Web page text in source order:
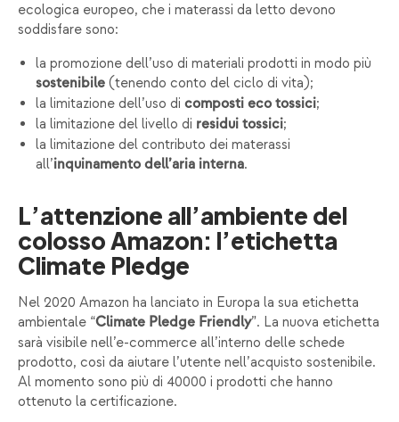
ecologica europeo, che i materassi da letto devono
soddisfare sono:
la promozione dell’uso di materiali prodotti in modo più
sostenibile (tenendo conto del ciclo di vita);
la limitazione dell’uso di composti eco tossici;
la limitazione del livello di residui tossici;
la limitazione del contributo dei materassi
all’inquinamento dell’aria interna.
L’attenzione all’ambiente del
colosso Amazon: l’etichetta
Climate Pledge
Nel 2020 Amazon ha lanciato in Europa la sua etichetta
ambientale “Climate Pledge Friendly”. La nuova etichetta
sarà visibile nell’e-commerce all’interno delle schede
prodotto, così da aiutare l’utente nell’acquisto sostenibile.
Al momento sono più di 40000 i prodotti che hanno
ottenuto la certificazione.